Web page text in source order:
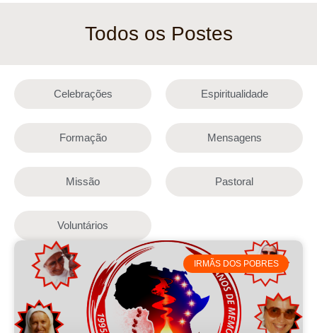
Todos os Postes
Celebrações Espiritualidade
Formação Mensagens
Missão Pastoral
Voluntários
IRMÃS DOS POBRES